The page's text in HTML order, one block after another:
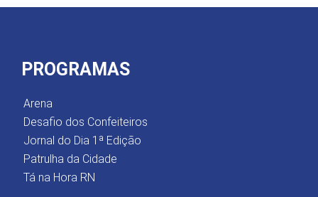
PROGRAMAS
Arena
Desafio dos Confeiteiros
Jornal do Dia 1ª Edição
Patrulha da Cidade
Tá na Hora RN